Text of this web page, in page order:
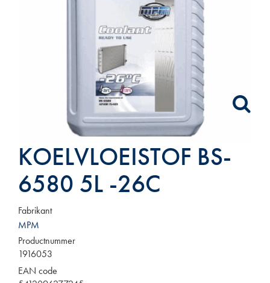
KOELVLOEISTOF BS-
6580 5L -26C
Fabrikant
MPM
Productnummer
1916053
EAN code